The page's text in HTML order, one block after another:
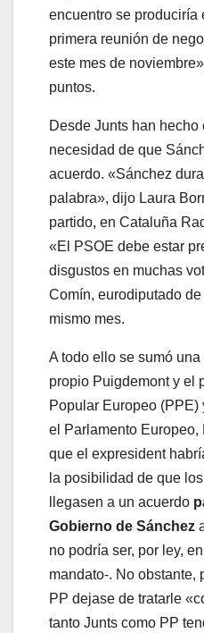
encuentro se produciría
primera reunión de
este mes de
puntos.
Desde Junts han
necesidad de que
acuerdo. «Sánchez
palabra», dijo Laura
partido, en Cataluña
«El PSOE debe estar
disgustos en muchas
Comín, eurodiputado
mismo mes.
A todo ello se sumó
propio Puigdemont y el
Popular Europeo
el Parlamento Europeo,
que el expresident
la posibilidad de que los
llegasen a un acuerdo
Gobierno de Sánchez
no podría ser, por ley,
mandato-. No obstante,
PP dejase de tratarle
tanto Junts como PP